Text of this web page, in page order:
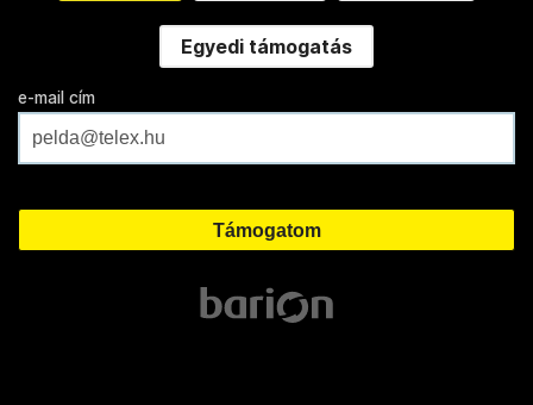
Egyedi támogatás
e-mail cím